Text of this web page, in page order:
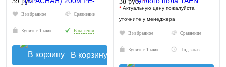
В избранное Сравнение
Купить в 1 клик В наличии
В корзину
38 руб.
* Актуальную цену пожалуйста
уточните у менеджера
В избранное Сравнение
Купить в 1 клик Под заказ